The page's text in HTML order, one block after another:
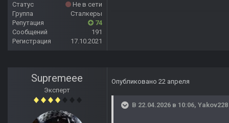
Статус
Не в сети
Группа
Сталкеры
Репутация
74
Сообщений
191
Регистрация
17.10.2021
Supremeee
Эксперт
Опубликовано 22 апреля
В 22.04.2026 в 10:06, Yakov228